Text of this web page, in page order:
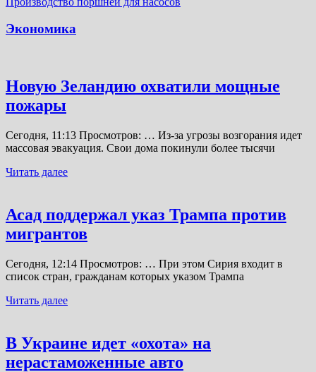
Экономика
Новую Зеландию охватили мощные
пожары
Сегодня, 11:13 Просмотров: … Из-за угрозы возгорания идет
массовая эвакуация. Свои дома покинули более тысячи
Читать далее
Асад поддержал указ Трампа против
мигрантов
Сегодня, 12:14 Просмотров: … При этом Сирия входит в
список стран, гражданам которых указом Трампа
Читать далее
В Украине идет «охота» на
нерастаможенные авто